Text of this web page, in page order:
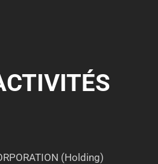
(Holding)